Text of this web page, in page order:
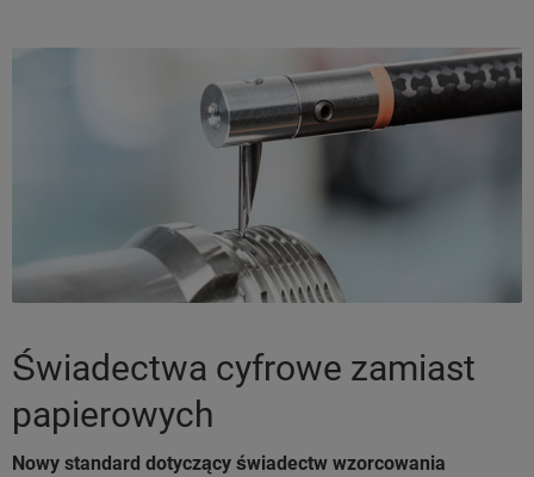
Świadectwa cyfrowe zamiast
papierowych
Nowy standard dotyczący świadectw wzorcowania